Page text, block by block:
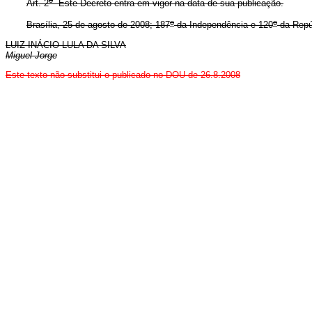
Art. 2 Este Decreto entra em vigor na data de sua publicação.
Brasília, 25 de agosto de 2008; 187oda Independência e 120oda
LUIZ INÁCIO LULA DA SILVA
Miguel Jorge
Estetexto não substitui o publicado no DOU de 26.8.2008